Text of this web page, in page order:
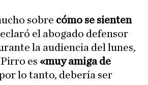
sobre cómo se sienten
el abogado defensor
la audiencia del lunes,
es «muy amiga de
lo tanto, debería ser